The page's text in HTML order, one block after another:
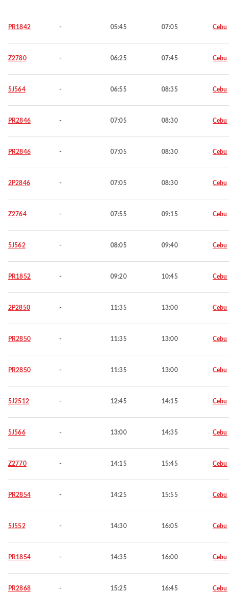
PR1842 - 05:45 07:05 Cebu
Z2780 - 06:25 07:45 Cebu
5J564 - 06:55 08:35 Cebu
PR2846 - 07:05 08:30 Cebu
PR2846 - 07:05 08:30 Cebu
2P2846 - 07:05 08:30 Cebu
Z2764 - 07:55 09:15 Cebu
5J562 - 08:05 09:40 Cebu
PR1852 - 09:20 10:45 Cebu
2P2850 - 11:35 13:00 Cebu
PR2850 - 11:35 13:00 Cebu
PR2850 - 11:35 13:00 Cebu
5J2512 - 12:45 14:15 Cebu
5J566 - 13:00 14:35 Cebu
Z2770 - 14:15 15:45 Cebu
PR2854 - 14:25 15:55 Cebu
5J552 - 14:30 16:05 Cebu
PR1854 - 14:35 16:00 Cebu
PR2868 - 15:25 16:45 Cebu